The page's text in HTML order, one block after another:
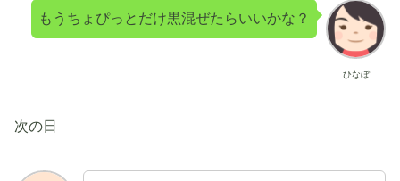
ひなぼ
もうちょぴっとだけ黒混ぜたらいいかな？
次の日